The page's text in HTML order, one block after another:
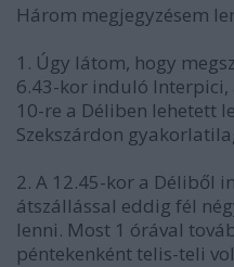
Három megjegyzésem
1. Úgy látom, hogy
6.43-kor induló
10-re a Déliben lehetett
Szekszárdon
2. A 12.45-kor a Déliből
átszállással eddig fél
lenni. Most 1 órával
péntekenként telis-teli